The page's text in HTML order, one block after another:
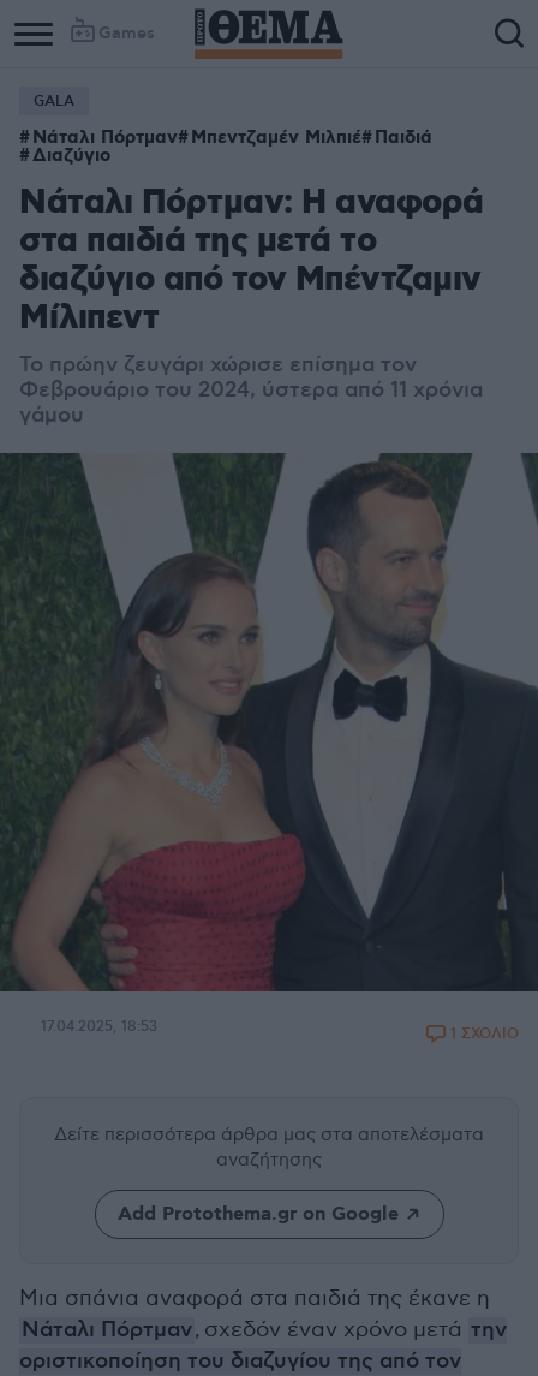
Games
GALA
Νάταλι Πόρτμαν Μπεντζαμέν Μιλπιέ Παιδιά
Διαζύγιο
Νάταλι Πόρτμαν: Η αναφορά
στα παιδιά της μετά το
διαζύγιο από τον Μπέντζαμιν
Μίλιπεντ
Το πρώην ζευγάρι χώρισε επίσημα τον
Φεβρουάριο του 2024, ύστερα από 11 χρόνια
γάμου
17.04.2025, 18:53 1 ΣΧΟΛΙΟ
Δείτε περισσότερα άρθρα μας στα αποτελέσματα
αναζήτησης
Add Protothema.gr on Google
Μια σπάνια αναφορά στα παιδιά της έκανε η
Νάταλι Πόρτμαν, σχεδόν έναν χρόνο μετά την
οριστικοποίηση του διαζυγίου της από τον